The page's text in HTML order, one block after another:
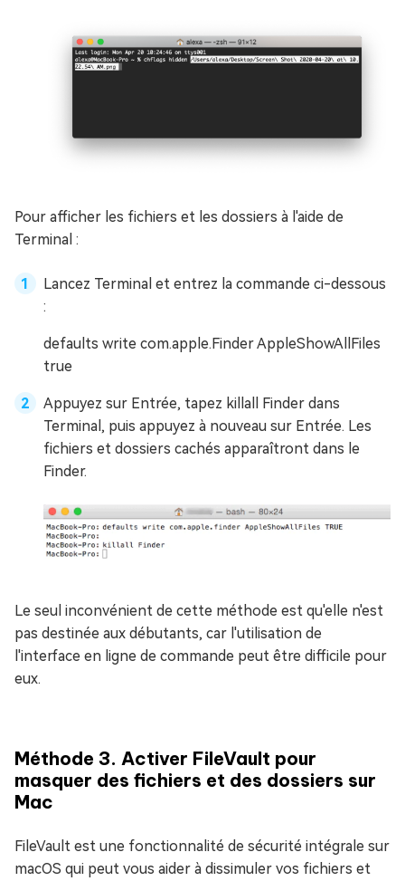
Pour afficher les fichiers et les dossiers à l'aide de
Terminal :
Lancez Terminal et entrez la commande ci-dessous
:
defaults write com.apple.Finder AppleShowAllFiles
true
Appuyez sur Entrée, tapez killall Finder dans
Terminal, puis appuyez à nouveau sur Entrée. Les
fichiers et dossiers cachés apparaîtront dans le
Finder.
Le seul inconvénient de cette méthode est qu'elle n'est
pas destinée aux débutants, car l'utilisation de
l'interface en ligne de commande peut être difficile pour
eux.
Méthode 3. Activer FileVault pour
masquer des fichiers et des dossiers sur
Mac
FileVault est une fonctionnalité de sécurité intégrale sur
macOS qui peut vous aider à dissimuler vos fichiers et